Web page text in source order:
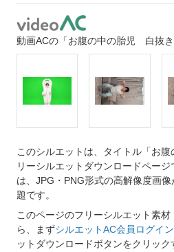
動画ACの「お腹の中の胎児 白抜
このシルエットは、タイトル「お
リーシルエットダウンロードペー
は、JPG・PNG形式の高解像度画
題です。
このページのフリーシルエット素
ら、まずシルエットAC会員ログイン
ットダウンロードボタンをクリッ